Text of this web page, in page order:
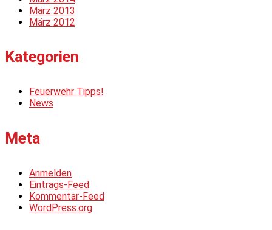
März 2013
März 2012
Kategorien
Feuerwehr Tipps!
News
Meta
Anmelden
Eintrags-Feed
Kommentar-Feed
WordPress.org